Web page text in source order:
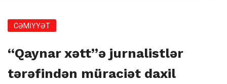
CƏMİYYƏT
“Qaynar xətt”ə jurnalistlər
tərəfindən müraciət daxil